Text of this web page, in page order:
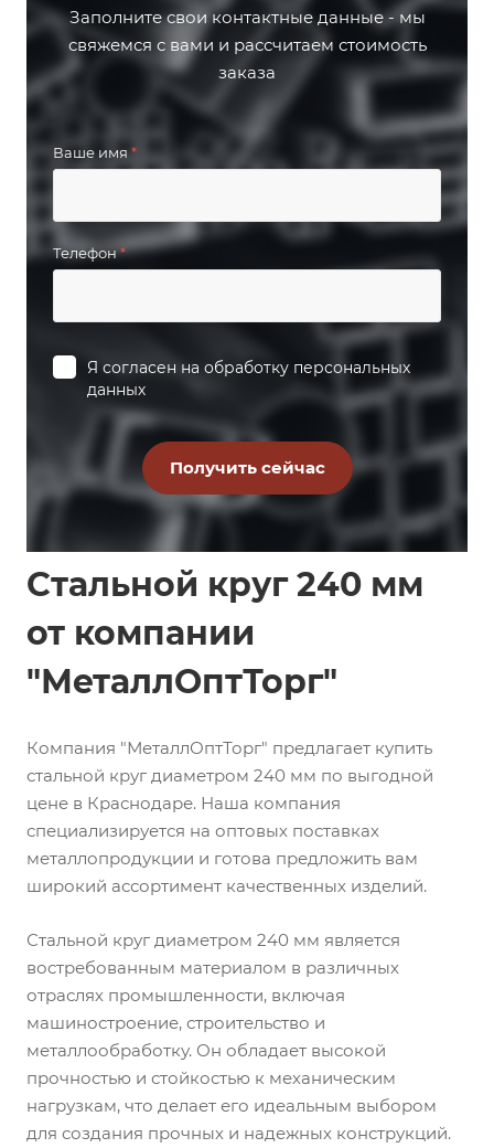
Заполните свои контактные данные - мы
свяжемся с вами и рассчитаем стоимость
заказа
Ваше имя *
Телефон*
Я согласен на обработку персональных
данных
Стальной круг 240 мм
от компании
"МеталлОптТорг"
Компания "МеталлОптТорг" предлагает купить
стальной круг диаметром 240 мм по выгодной
цене в Краснодаре. Наша компания
специализируется на оптовых поставках
металлопродукции и готова предложить вам
широкий ассортимент качественных изделий.
Стальной круг диаметром 240 мм является
востребованным материалом в различных
отраслях промышленности, включая
машиностроение, строительство и
металлообработку. Он обладает высокой
прочностью и стойкостью к механическим
нагрузкам, что делает его идеальным выбором
для создания прочных и надежных конструкций.